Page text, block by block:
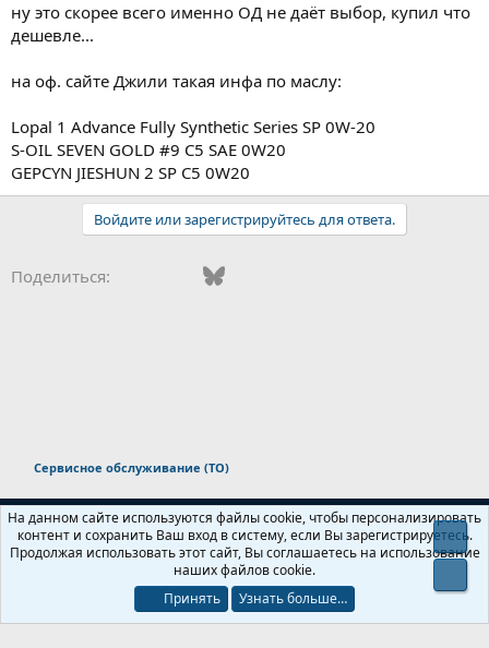
ну это скорее всего именно ОД не даёт выбор, купил что
дешевле...
на оф. сайте Джили такая инфа по маслу:
Lopal 1 Advance Fully Synthetic Series SP 0W-20
S-OIL SEVEN GOLD #9 C5 SAE 0W20
GEPCYN JIESHUN 2 SP C5 0W20
Войдите или зарегистрируйтесь для ответа.
Поделиться: Vkontakte
FacebookBluesky
Сервисное обслуживание (ТО)
Russian (RU)
Обратная связь
Условия и правила
Политика конфиденциальности
Помощь
Локализация от xenForo.Info®
На данном сайте используются файлы cookie, чтобы персонализировать
контент и сохранить Ваш вход в систему, если Вы зарегистрируетесь.
Продолжая использовать этот сайт, Вы соглашаетесь на использование
наших файлов cookie.
Принять
Узнать больше…